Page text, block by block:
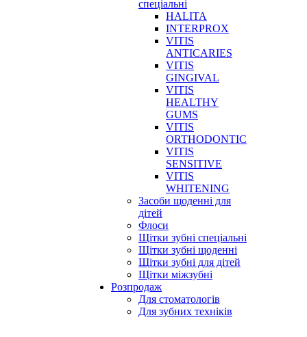
спеціальні
HALITA
INTERPROX
VITIS
ANTICARIES
VITIS
GINGIVAL
VITIS
HEALTHY
GUMS
VITIS
ORTHODONTIC
VITIS
SENSITIVE
VITIS
WHITENING
Засоби щоденні для
дітей
Флоси
Щітки зубні спеціальні
Щітки зубні щоденні
Щітки зубні для дітей
Щітки міжзубні
Розпродаж
Для стоматологів
Для зубних техніків